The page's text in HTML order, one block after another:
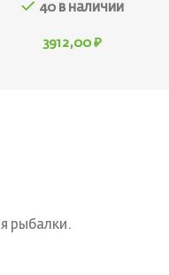
40 в наличии
3912,00 ₽
рыбалки.